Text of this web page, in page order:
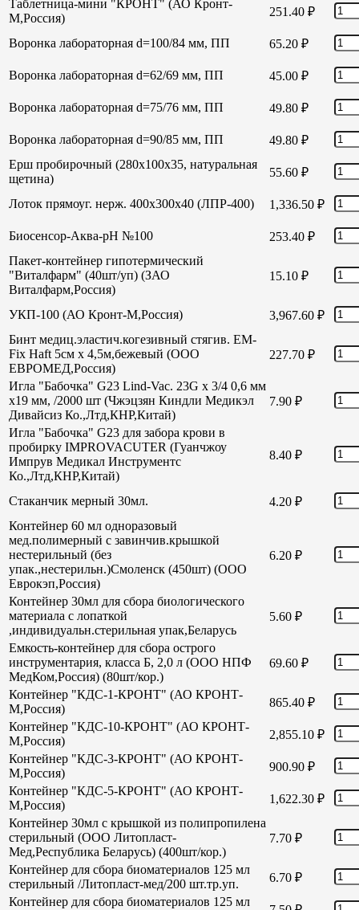
Таблетница-мини "КРОНТ" (АО Кронт-
М,Россия)
251.40 ₽
Воронка лабораторная d=100/84 мм, ПП 65.20 ₽
Воронка лабораторная d=62/69 мм, ПП 45.00 ₽
Воронка лабораторная d=75/76 мм, ПП 49.80 ₽
Воронка лабораторная d=90/85 мм, ПП 49.80 ₽
Ерш пробирочный (280х100х35, натуральная
щетина)
55.60 ₽
Лоток прямоуг. нерж. 400х300х40 (ЛПР-400) 1,336.50 ₽
Биосенсор-Аква-рН №100 253.40 ₽
Пакет-контейнер гипотермический
"Виталфарм" (40шт/уп) (ЗАО
Виталфарм,Россия)
15.10 ₽
УКП-100 (АО Кронт-М,Россия) 3,967.60 ₽
Бинт медиц.эластич.когезивный стягив. EM-
Fix Haft 5см х 4,5м,бежевый (ООО
ЕВРОМЕД,Россия)
227.70 ₽
Игла "Бабочка" G23 Lind-Vac. 23G х 3/4 0,6 мм
х19 мм, /2000 шт (Чжэцзян Киндли Медикэл
Дивайсиз Ко.,Лтд,КНР,Китай)
7.90 ₽
Игла "Бабочка" G23 для забора крови в
пробирку IMPROVACUTER (Гуанчжоу
Импрув Медикал Инструментс
Ко.,Лтд,КНР,Китай)
8.40 ₽
Стаканчик мерный 30мл. 4.20 ₽
Контейнер 60 мл одноразовый
мед.полимерный с завинчив.крышкой
нестерильный (без
упак.,нестерильн.)Смоленск (450шт) (ООО
Еврокэп,Россия)
6.20 ₽
Контейнер 30мл для сбора биологического
материала с лопаткой
,индивидуальн.стерильная упак,Беларусь
5.60 ₽
Емкость-контейнер для сбора острого
инструментария, класса Б, 2,0 л (ООО НПФ
МедКом,Россия) (80шт/кор.)
69.60 ₽
Контейнер "КДС-1-КРОНТ" (АО КРОНТ-
М,Россия)
865.40 ₽
Контейнер "КДС-10-КРОНТ" (АО КРОНТ-
М,Россия)
2,855.10 ₽
Контейнер "КДС-3-КРОНТ" (АО КРОНТ-
М,Россия)
900.90 ₽
Контейнер "КДС-5-КРОНТ" (АО КРОНТ-
М,Россия)
1,622.30 ₽
Контейнер 30мл с крышкой из полипропилена
стерильный (ООО Литопласт-
Мед,Республика Беларусь) (400шт/кор.)
7.70 ₽
Контейнер для сбора биоматериалов 125 мл
стерильный /Литопласт-мед/200 шт.тр.уп.
6.70 ₽
Контейнер для сбора биоматериалов 125 мл